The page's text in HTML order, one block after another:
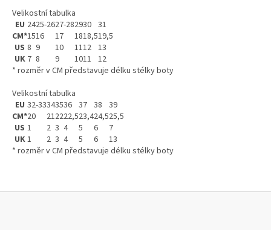
Velikostní tabulka
EU 2425-2627-282930 31
CM*1516 17 1818,519,5
US 8 9 10 1112 13
UK 7 8 9 1011 12
* rozměr v CM představuje délku stélky boty
Velikostní tabulka
EU 32-33343536 37 38 39
CM*20 212222,523,424,525,5
US 1 2 3 4 5 6
7
UK1 2 3 4 5 6
13
* rozměr v CM představuje délku stélky boty